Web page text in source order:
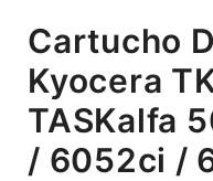
Cartucho
Kyocera
TASKalfa
/ 6052ci /